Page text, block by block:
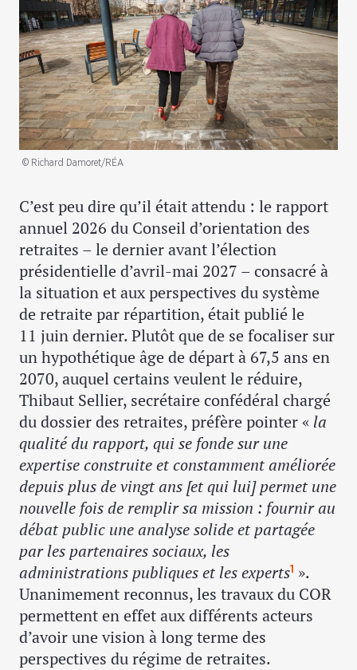
© Richard Damoret/RÉA
C’est peu dire qu’il était attendu : le rapport
annuel 2026 du Conseil d’orientation des
retraites – le dernier avant l’élection
présidentielle d’avril-mai 2027 – consacré à
la situation et aux perspectives du système
de retraite par répartition, était publié le
11 juin dernier. Plutôt que de se focaliser sur
un hypothétique âge de départ à 67,5 ans en
2070, auquel certains veulent le réduire,
Thibaut Sellier, secrétaire confédéral chargé
du dossier des retraites, préfère pointer « la
qualité du rapport, qui se fonde sur une
expertise construite et constamment améliorée
depuis plus de vingt ans [et qui lui] permet une
nouvelle fois de remplir sa mission : fournir au
débat public une analyse solide et partagée
par les partenaires sociaux, les
administrations publiques et les experts1
».
Unanimement reconnus, les travaux du COR
permettent en effet aux différents acteurs
d’avoir une vision à long terme des
perspectives du régime de retraites.